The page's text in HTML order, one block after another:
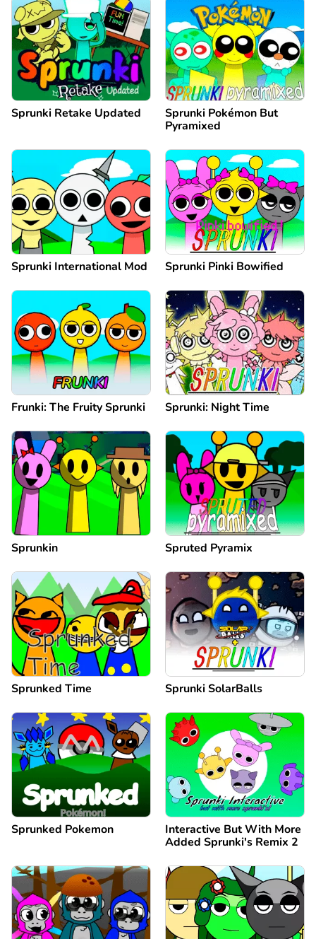
Sprunki Retake Updated
Sprunki Pokémon But
Pyramixed
Sprunki International Mod Sprunki Pinki Bowified
Frunki: The Fruity Sprunki Sprunki: Night Time
Sprunkin Spruted Pyramix
Sprunked Time Sprunki SolarBalls
Sprunked Pokemon
Interactive But With More
Added Sprunki's Remix 2